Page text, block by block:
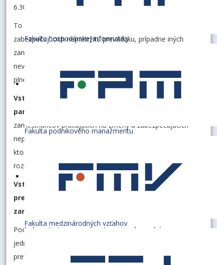
Fakulta hospodárskej informatiky
Fakulta podnikového manažmentu
Fakulta medzinárodných vzťahov
6.30 do 18.00 hod.
To sa nevzťahuje na zamestnancov pracujúcich na zmeny a
zabezpečujúcich nepretržitú prevádzku, prípadne iných
zamestnancov, ktorých prítomnosť na pracovisku je
nevyhnutná podľa rozhodnutia osôb zodpovedných za
plnenie tohto opatrenia.
Vstup do budovy „Školička“ a do telocvične Horský
park sa zakazuje do odvolania
zamestnancov pracujúcich na zmeny a zabezpečujúcich
nepretržitú prevádzku, prípadne iných zamestnancov,
ktorých prítomnosť na pracovisku je nevyhnutná podľa
rozhodnutia osôb zodpovedných za plnenie tohto opatrenia.
Vstup do rekreačných a ubytovacích zariadení je
predbežne do odvolania povolený iba zamestnancom
zariadenia.
Podrobnosti stanovia zamestnanci zodpovední v
jednotlivých rekreačných a ubytovacích zariadeniach za ich
prevádzku.